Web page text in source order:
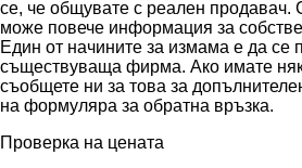
се, че общувате с реален продавач.
може повече информация за
Един от начините за измама е да се
съществуваща фирма. Ако имате
съобщете ни за това за
на формуляра за обратна връзка.
Проверка на цената